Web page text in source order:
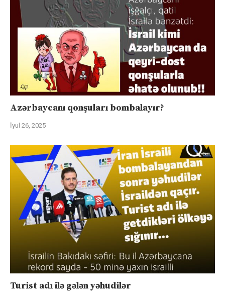
Azərbaycanı qonşuları bombalayır?
İyul 26, 2025
Turist adı ilə gələn yəhudilər